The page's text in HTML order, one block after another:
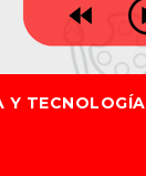
Y TECNOLOGÍA